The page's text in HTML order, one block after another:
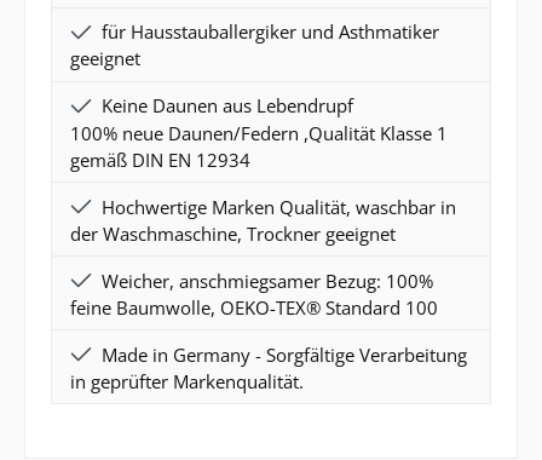
für Hausstauballergiker und Asthmatiker
geeignet
Keine Daunen aus Lebendrupf
100% neue Daunen/Federn ,Qualität Klasse 1
gemäß DIN EN 12934
Hochwertige Marken Qualität, waschbar in
der Waschmaschine, Trockner geeignet
Weicher, anschmiegsamer Bezug: 100%
feine Baumwolle, OEKO-TEX® Standard 100
Made in Germany - Sorgfältige Verarbeitung
in geprüfter Markenqualität.